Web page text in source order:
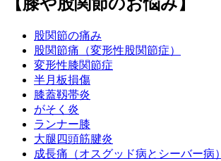
【膝や股関節のお悩み】
股関節の痛み
股関節痛（変形性股関節症）
変形性膝関節症
半月板損傷
膝蓋靱帯炎
がそく炎
ランナー膝
大腿四頭筋腱炎
成長痛（オスグッド病とシーバー病）